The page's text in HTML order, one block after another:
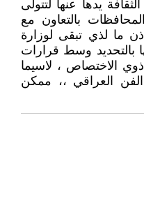
يدها عنها لتتولى
بالتعاون مع
ما لذي تبقى لوزارة
بالتحديد وسط قرارات
الاختصاص ، لاسيما
العراقي ،، ممكن